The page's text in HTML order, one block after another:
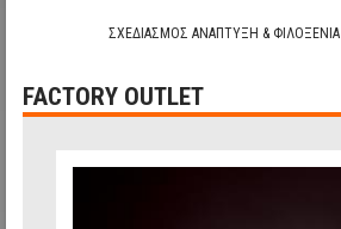
ΣΧΕΔΙΑΣΜΟΣ ΑΝΑΠΤΥΞΗ & ΦΙΛΟΞΕΝΙΑ
FACTORY OUTLET